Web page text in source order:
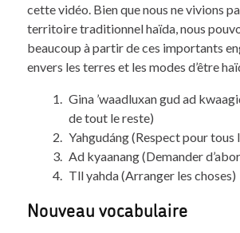
cette vidéo. Bien que nous ne vivions
territoire traditionnel haïda, nous
beaucoup à partir de ces importants
envers les terres et les modes d’être
Gina ’waadluxan gud ad
de tout le reste)
Yahgudáng (Respect pour tous
Ad kyaanang (Demander
Tll yahda (Arranger les choses)
Nouveau vocabulaire